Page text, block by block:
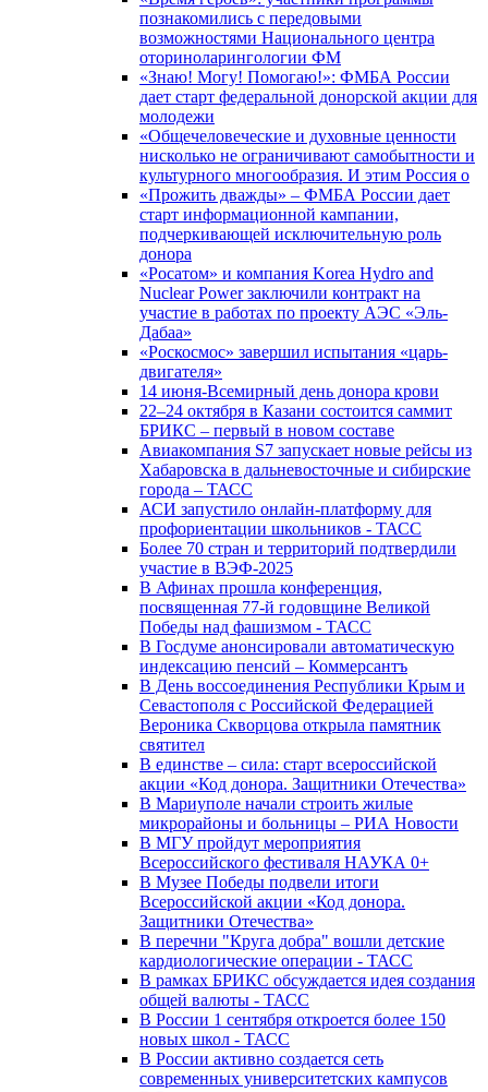
познакомились с передовыми
возможностями Национального центра
оториноларингологии ФМ
«Знаю! Могу! Помогаю!»: ФМБА России
дает старт федеральной донорской акции для
молодежи
«Общечеловеческие и духовные ценности
нисколько не ограничивают самобытности и
культурного многообразия. И этим Россия о
«Прожить дважды» – ФМБА России дает
старт информационной кампании,
подчеркивающей исключительную роль
донора
«Росатом» и компания Korea Hydro and
Nuclear Power заключили контракт на
участие в работах по проекту АЭС «Эль-
Дабаа»
«Роскосмос» завершил испытания «царь-
двигателя»
14 июня-Всемирный день донора крови
22–24 октября в Казани состоится саммит
БРИКС – первый в новом составе
Авиакомпания S7 запускает новые рейсы из
Хабаровска в дальневосточные и сибирские
города – ТАСС
АСИ запустило онлайн-платформу для
профориентации школьников - ТАСС
Более 70 стран и территорий подтвердили
участие в ВЭФ-2025
В Афинах прошла конференция,
посвященная 77-й годовщине Великой
Победы над фашизмом - ТАСС
В Госдуме анонсировали автоматическую
индексацию пенсий – Коммерсантъ
В День воссоединения Республики Крым и
Севастополя с Российской Федерацией
Вероника Скворцова открыла памятник
святител
В единстве – сила: старт всероссийской
акции «Код донора. Защитники Отечества»
В Мариуполе начали строить жилые
микрорайоны и больницы – РИА Новости
В МГУ пройдут мероприятия
Всероссийского фестиваля НАУКА 0+
В Музее Победы подвели итоги
Всероссийской акции «Код донора.
Защитники Отечества»
В перечни "Круга добра" вошли детские
кардиологические операции - ТАСС
В рамках БРИКС обсуждается идея создания
общей валюты - ТАСС
В России 1 сентября откроется более 150
новых школ - ТАСС
В России активно создается сеть
современных университетских кампусов